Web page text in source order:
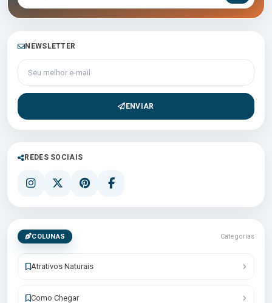
NEWSLETTER
Seu melhor e-mail
ENVIAR
REDES SOCIAIS
COLUNAS Categorias
Atrativos Naturais
Como Chegar